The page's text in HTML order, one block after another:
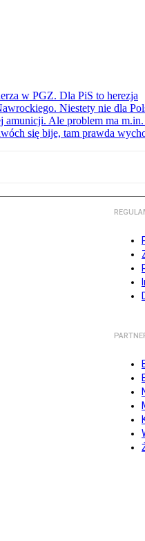
w PGZ. Dla PiS to herezja
Niestety nie dla
Ale problem ma m.in.
się bije, tam prawda